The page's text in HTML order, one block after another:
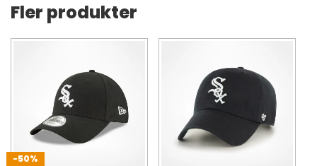
Fler produkter
-50%